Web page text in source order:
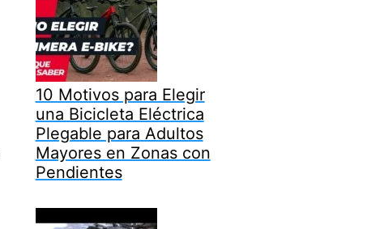
10 Motivos para Elegir
una Bicicleta Eléctrica
Plegable para Adultos
Mayores en Zonas con
Pendientes